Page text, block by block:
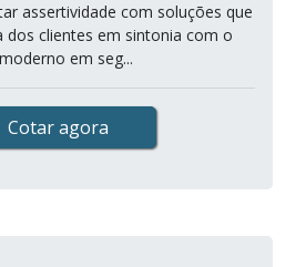
assertividade com soluções que
dos clientes em sintonia com o
em seg...
Cotar agora